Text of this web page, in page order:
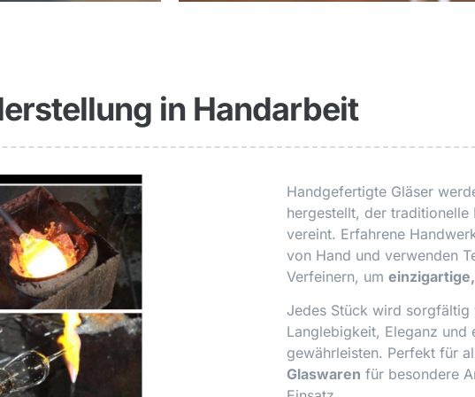
in Handarbeit
Handgefertigte Gläser
hergestellt, der
vereint. Erfahrene
von Hand und verwenden
Verfeinern, um
Jedes Stück wird sorgfältig
Langlebigkeit, Eleganz und
gewährleisten. Perfekt für
Glaswaren für besondere